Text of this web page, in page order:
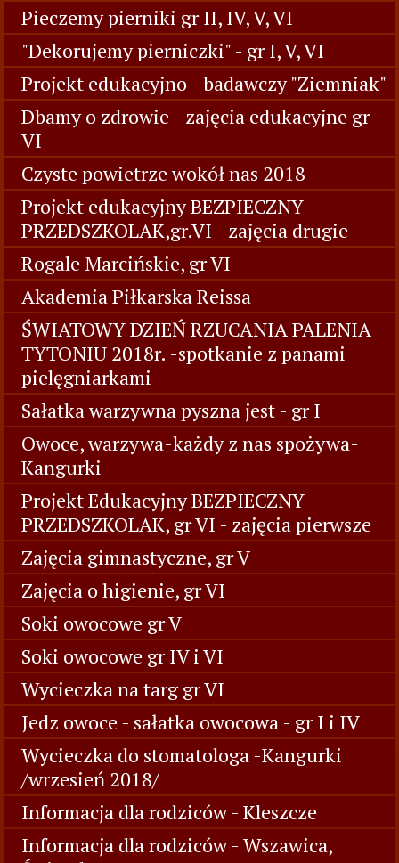
Pieczemy pierniki gr II, IV, V, VI
"Dekorujemy pierniczki" - gr I, V, VI
Projekt edukacyjno - badawczy "Ziemniak"
Dbamy o zdrowie - zajęcia edukacyjne gr
VI
Czyste powietrze wokół nas 2018
Projekt edukacyjny BEZPIECZNY
PRZEDSZKOLAK,gr.VI - zajęcia drugie
Rogale Marcińskie, gr VI
Akademia Piłkarska Reissa
ŚWIATOWY DZIEŃ RZUCANIA PALENIA
TYTONIU 2018r. -spotkanie z panami
pielęgniarkami
Sałatka warzywna pyszna jest - gr I
Owoce, warzywa-każdy z nas spożywa-
Kangurki
Projekt Edukacyjny BEZPIECZNY
PRZEDSZKOLAK, gr VI - zajęcia pierwsze
Zajęcia gimnastyczne, gr V
Zajęcia o higienie, gr VI
Soki owocowe gr V
Soki owocowe gr IV i VI
Wycieczka na targ gr VI
Jedz owoce - sałatka owocowa - gr I i IV
Wycieczka do stomatologa -Kangurki
/wrzesień 2018/
Informacja dla rodziców - Kleszcze
Informacja dla rodziców - Wszawica,